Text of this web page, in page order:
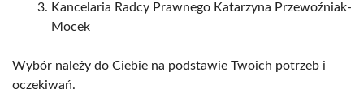
Kancelaria Radcy Prawnego Katarzyna Przewoźniak-
Mocek
Wybór należy do Ciebie na podstawie Twoich potrzeb i
oczekiwań.